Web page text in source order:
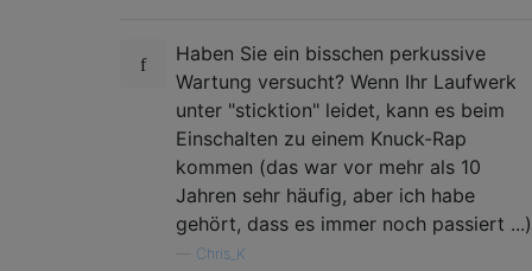
Haben Sie ein bisschen perkussive
Wartung versucht? Wenn Ihr Laufwerk
unter "sticktion" leidet, kann es beim
Einschalten zu einem Knuck-Rap
kommen (das war vor mehr als 10
Jahren sehr häufig, aber ich habe
gehört, dass es immer noch passiert ...)
Chris_K